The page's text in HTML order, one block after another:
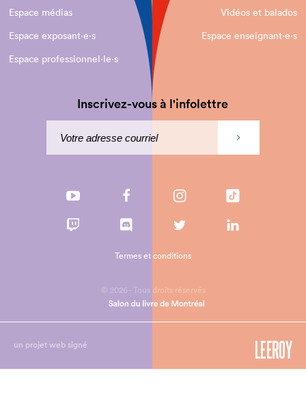
Espace médias
Vidéos et balados
Espace exposant·e⋅s
Espace enseignant·e⋅s
Espace professionnel·le⋅s
Inscrivez-vous à l'infolettre
© 2026 - Tous droits réservés
Termes et conditions
un projet web signé